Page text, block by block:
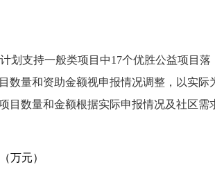
划支持一般类项目中17个优胜公益项目落
数量和资助金额视申报情况调整，以实际
目数量和金额根据实际申报情况及社区需
万元）